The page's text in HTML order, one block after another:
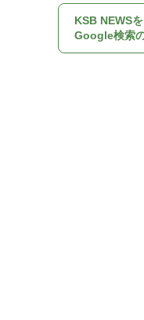
KSB NEWSを
Google検索